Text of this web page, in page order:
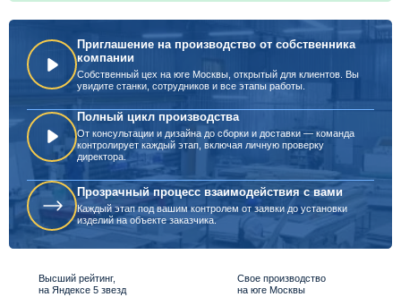
Приглашение на производство от собственника
компании
Собственный цех на юге Москвы, открытый для клиентов. Вы
увидите станки, сотрудников и все этапы работы.
Полный цикл производства
От консультации и дизайна до сборки и доставки — команда
контролирует каждый этап, включая личную проверку
директора.
Прозрачный процесс взаимодействия с вами
Каждый этап под вашим контролем от заявки до установки
изделий на объекте заказчика.
Высший рейтинг,
на Яндексе 5 звезд
Свое производство
на юге Москвы